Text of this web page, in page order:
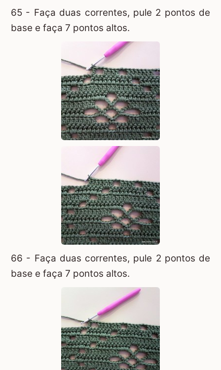
65 - Faça duas correntes, pule 2 pontos de
base e faça 7 pontos altos.
66 - Faça duas correntes, pule 2 pontos de
base e faça 7 pontos altos.